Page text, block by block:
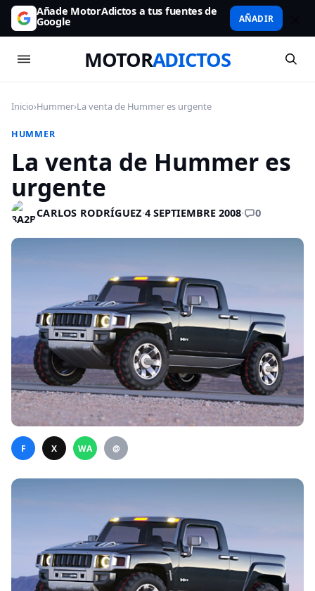
Añade MotorAdictos a tus fuentes de
Google AÑADIR
MOTORADICTOS
Inicio›Hummer›La venta de Hummer es urgente
HUMMER
La venta de Hummer es
urgente
CARLOS RODRÍGUEZ·4 SEPTIEMBRE 2008· 0
F X WA @